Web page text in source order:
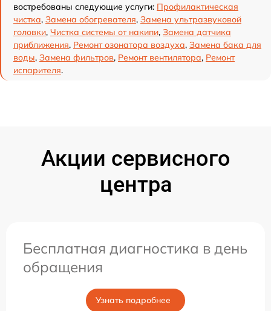
востребованы следующие услуги: Профилактическая
чистка, Замена обогревателя, Замена ультразвуковой
головки, Чистка системы от накипи, Замена датчика
приближения, Ремонт озонатора воздуха, Замена бака для
воды, Замена фильтров, Ремонт вентилятора, Ремонт
испарителя.
Акции сервисного
центра
Бесплатная диагностика в день
обращения
Узнать подробнее